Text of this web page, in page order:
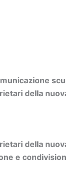
della
della
e